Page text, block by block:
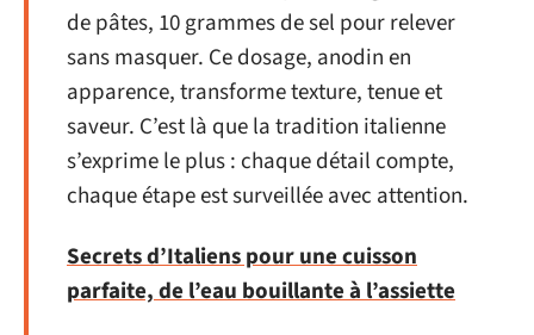
de pâtes, 10 grammes de sel pour relever
sans masquer. Ce dosage, anodin en
apparence, transforme texture, tenue et
saveur. C’est là que la tradition italienne
s’exprime le plus : chaque détail compte,
chaque étape est surveillée avec attention.
Secrets d’Italiens pour une cuisson
parfaite, de l’eau bouillante à l’assiette